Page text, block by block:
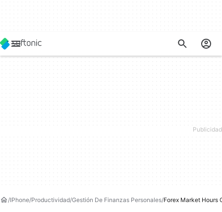
IPhone Productividad Gestión De Finanzas Personales Forex Market Hours